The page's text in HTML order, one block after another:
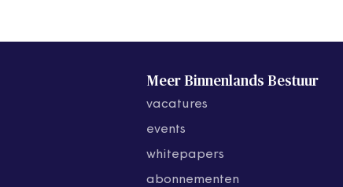
Meer Binnenlands Bestuur
vacatures
events
whitepapers
abonnementen